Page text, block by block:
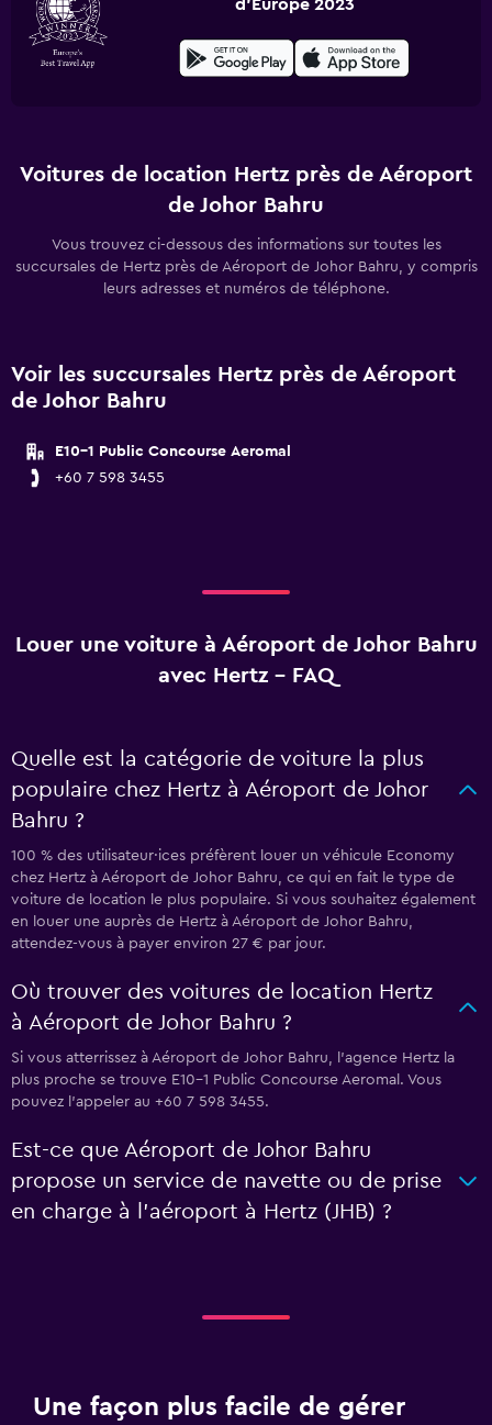
d'Europe 2023
Voitures de location Hertz près de Aéroport
de Johor Bahru
Vous trouvez ci-dessous des informations sur toutes les
succursales de Hertz près de Aéroport de Johor Bahru, y compris
leurs adresses et numéros de téléphone.
Voir les succursales Hertz près de Aéroport
de Johor Bahru
E10-1 Public Concourse Aeromal
+60 7 598 3455
Louer une voiture à Aéroport de Johor Bahru
avec Hertz - FAQ
Quelle est la catégorie de voiture la plus
populaire chez Hertz à Aéroport de Johor
Bahru ?
100 % des utilisateur·ices préfèrent louer un véhicule Economy
chez Hertz à Aéroport de Johor Bahru, ce qui en fait le type de
voiture de location le plus populaire. Si vous souhaitez également
en louer une auprès de Hertz à Aéroport de Johor Bahru,
attendez-vous à payer environ 27 € par jour.
Où trouver des voitures de location Hertz
à Aéroport de Johor Bahru ?
Si vous atterrissez à Aéroport de Johor Bahru, l’agence Hertz la
plus proche se trouve E10-1 Public Concourse Aeromal. Vous
pouvez l’appeler au +60 7 598 3455.
Est-ce que Aéroport de Johor Bahru
propose un service de navette ou de prise
en charge à l’aéroport à Hertz (JHB) ?
Une façon plus facile de gérer